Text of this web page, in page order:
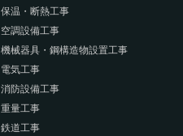
保温・断熱工事
空調設備工事
機械器具・鋼構造物設置工事
電気工事
消防設備工事
重量工事
鉄道工事